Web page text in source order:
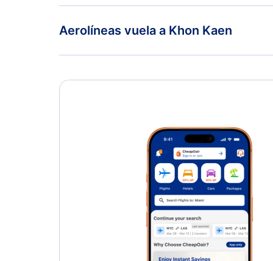
Aerolíneas vuela a Khon Kaen